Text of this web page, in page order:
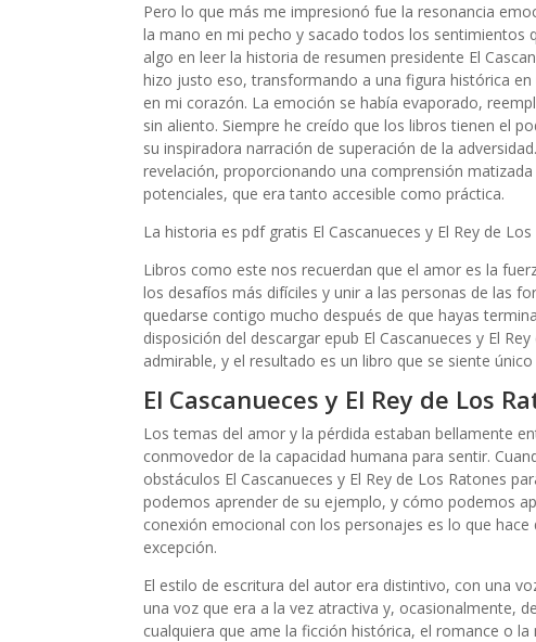
Pero lo que más me impresionó fue la resonancia
la mano en mi pecho y sacado todos los sentimientos
algo en leer la historia de resumen presidente El
hizo justo eso, transformando a una figura histórica
en mi corazón. La emoción se había evaporado,
sin aliento. Siempre he creído que los libros tienen el
su inspiradora narración de superación de la
revelación, proporcionando una comprensión
potenciales, que era tanto accesible como práctica.
La historia es pdf gratis El Cascanueces y El Rey de
Libros como este nos recuerdan que el amor es la
los desafíos más difíciles y unir a las personas de las
quedarse contigo mucho después de que hayas
disposición del descargar epub El Cascanueces y El
admirable, y el resultado es un libro que se siente
El Cascanueces y El Rey de Los
Los temas del amor y la pérdida estaban bellamente
conmovedor de la capacidad humana para sentir.
obstáculos El Cascanueces y El Rey de Los Ratones
podemos aprender de su ejemplo, y cómo podemos
conexión emocional con los personajes es lo que
excepción.
El estilo de escritura del autor era distintivo, con una
una voz que era a la vez atractiva y, ocasionalmente,
cualquiera que ame la ficción histórica, el romance o